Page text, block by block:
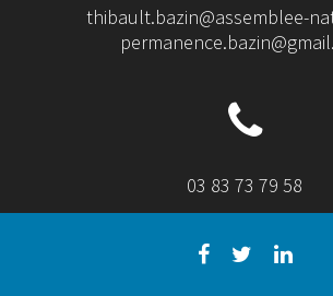
thibault.bazin@assemblee-
03 83 73 79 58